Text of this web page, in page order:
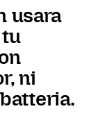
usara
ni